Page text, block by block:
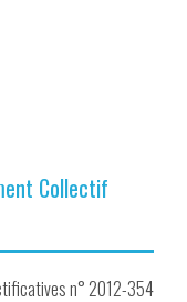
Collectif
n° 2012-354